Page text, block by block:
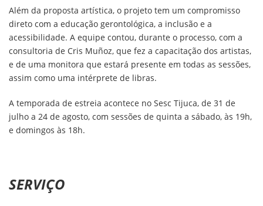
Além da proposta artística, o projeto tem um compromisso
direto com a educação gerontológica, a inclusão e a
acessibilidade. A equipe contou, durante o processo, com a
consultoria de Cris Muñoz, que fez a capacitação dos artistas,
e de uma monitora que estará presente em todas as sessões,
assim como uma intérprete de libras.
A temporada de estreia acontece no Sesc Tijuca, de 31 de
julho a 24 de agosto, com sessões de quinta a sábado, às 19h,
e domingos às 18h.
SERVIÇO